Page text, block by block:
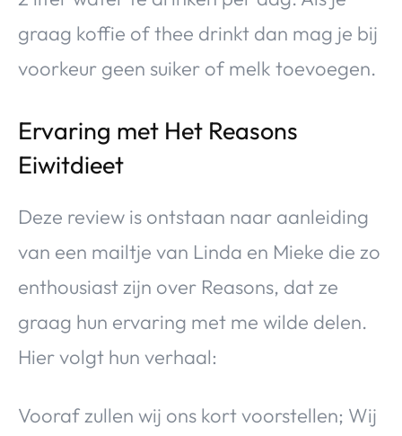
graag koffie of thee drinkt dan mag je bij
voorkeur geen suiker of melk toevoegen.
Ervaring met Het Reasons
Eiwitdieet
Deze review is ontstaan naar aanleiding
van een mailtje van Linda en Mieke die zo
enthousiast zijn over Reasons, dat ze
graag hun ervaring met me wilde delen.
Hier volgt hun verhaal:
Vooraf zullen wij ons kort voorstellen; Wij